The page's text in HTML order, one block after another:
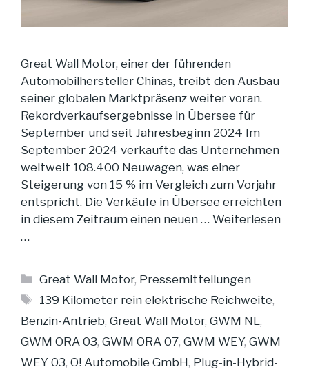
Great Wall Motor, einer der führenden
Automobilhersteller Chinas, treibt den Ausbau
seiner globalen Marktpräsenz weiter voran.
Rekordverkaufsergebnisse in Übersee für
September und seit Jahresbeginn 2024 Im
September 2024 verkaufte das Unternehmen
weltweit 108.400 Neuwagen, was einer
Steigerung von 15 % im Vergleich zum Vorjahr
entspricht. Die Verkäufe in Übersee erreichten
in diesem Zeitraum einen neuen … Weiterlesen
…
Kategorien
Great Wall Motor, Pressemitteilungen
Schlagwörter
139 Kilometer rein elektrische Reichweite,
Benzin-Antrieb, Great Wall Motor, GWM NL,
GWM ORA 03, GWM ORA 07, GWM WEY, GWM
WEY 03, O! Automobile GmbH, Plug-in-Hybrid-